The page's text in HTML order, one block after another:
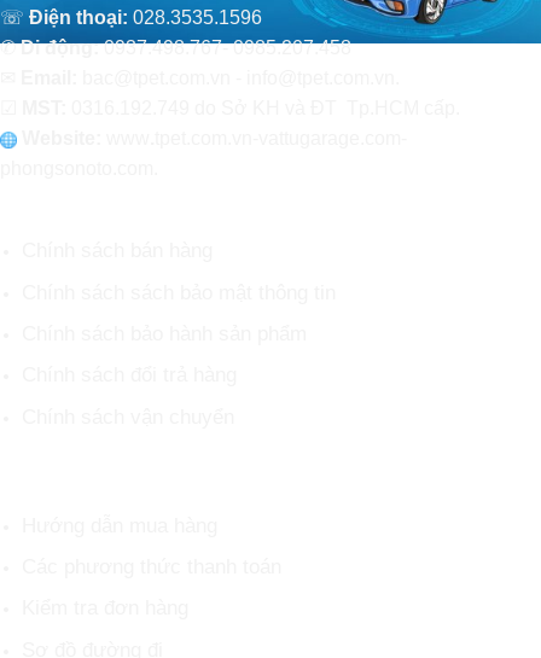
☏ Điện thoại: 028.3535.1596
✆Di động:0937.498.767- 0985.207.458